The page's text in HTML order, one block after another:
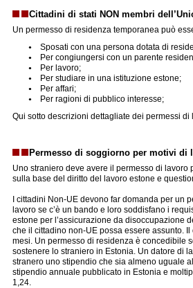
Cittadini di stati NON membri
Un permesso di residenza temporanea può
Sposati con una persona dotata di
Per congiungersi con un parente
Per lavoro;
Per studiare in una istituzione estone;
Per affari;
Per ragioni di pubblico interesse;
Qui sotto descrizioni dettagliate dei permessi di
Permesso di soggiorno per motivi di
Uno straniero deve avere il permesso di lavoro
sulla base del diritto del lavoro estone e
I cittadini Non-UE devono far domanda per un
lavoro se c’è un bando e loro soddisfano i
estone per l’assicurazione da disoccupazione
che il cittadino non-UE possa essere assunto.
mesi. Un permesso di residenza è concedibile
sostenere lo straniero in Estonia. Un datore di
stranero uno stipendio che sia almeno uguale
stipendio annuale pubblicato in Estonia e
1,24.